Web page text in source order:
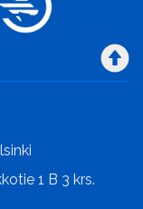
1 B 3 krs.